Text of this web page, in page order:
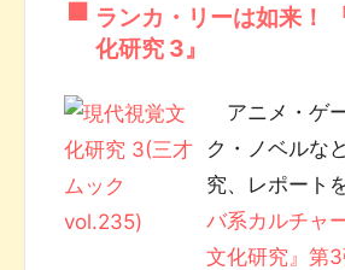
ランカ・リーは如来！
化研究 3』
アニメ・ゲ
ク・ノベルな
究、レポート
バ系カルチャ
文化研究』第